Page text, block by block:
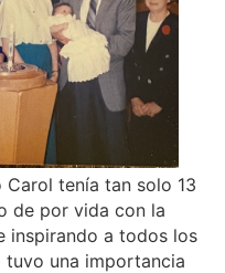
tenía tan solo 13
de por vida con la
inspirando a todos los
tuvo una importancia